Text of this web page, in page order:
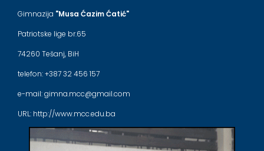
Gimnazija "Musa Ćazim Ćatić"
Patriotske lige br.65
74260 Tešanj, BiH
telefon: +387 32 456 157
e-mail: gimna.mcc@gmail.com
URL: http://www.mcc.edu.ba